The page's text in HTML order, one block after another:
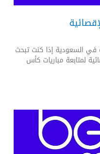
في السعودية إذا كنت تبحث
لمتابعة مباريات كأس